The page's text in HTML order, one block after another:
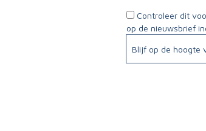
Controleer dit
op de nieuwsbrief